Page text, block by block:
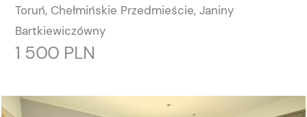
Toruń, Chełmińskie Przedmieście, Janiny
Bartkiewiczówny
1 500 PLN